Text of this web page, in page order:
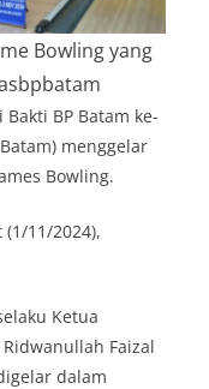
Bowling yang
BP Batam ke-
menggelar
Bowling.
11/2024),
Ketua
Faizal
dalam